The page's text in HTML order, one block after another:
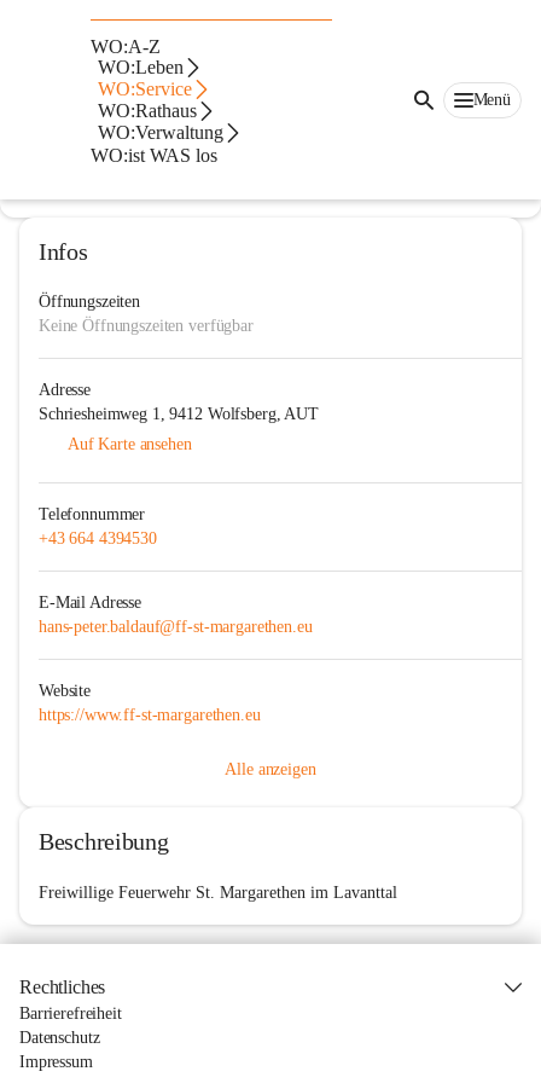
WO:A-Z
WO:Leben
WO:Service
WO:Rathaus
WO:Verwaltung
WO:ist WAS los
Menü
Freiwillige Feuerwehr St.
Margarethen
@freiwillige-feuerwehr-st-margarethen
Feuerwehr
Infos
Öffnungszeiten
Keine Öffnungszeiten verfügbar
Adresse
Schriesheimweg 1, 9412 Wolfsberg, AUT
Auf Karte ansehen
Telefonnummer
+43 664 4394530
E-Mail Adresse
hans-peter.baldauf@ff-st-margarethen.eu
Website
https://www.ff-st-margarethen.eu
Alle anzeigen
Beschreibung
Freiwillige Feuerwehr St. Margarethen im Lavanttal
Rechtliches
Barrierefreiheit
Datenschutz
Impressum